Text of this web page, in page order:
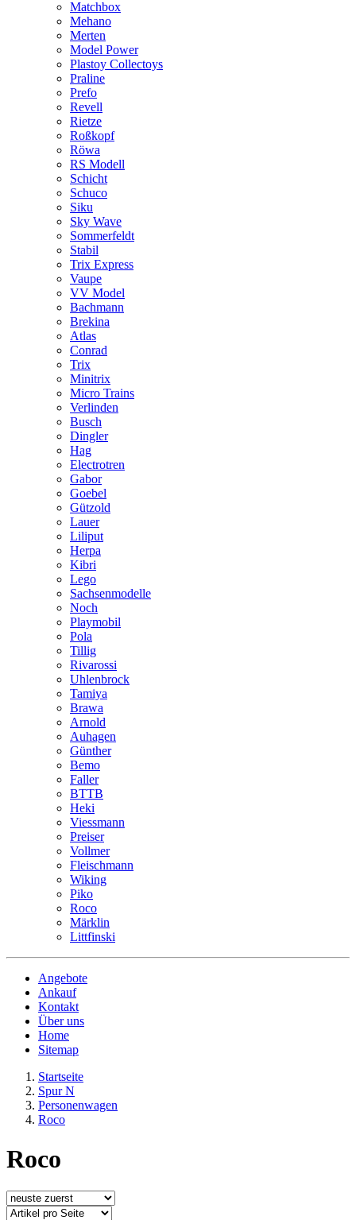
Matchbox
Mehano
Merten
Model Power
Plastoy Collectoys
Praline
Prefo
Revell
Rietze
Roßkopf
Röwa
RS Modell
Schicht
Schuco
Siku
Sky Wave
Sommerfeldt
Stabil
Trix Express
Vaupe
VV Model
Bachmann
Brekina
Atlas
Conrad
Trix
Minitrix
Micro Trains
Verlinden
Busch
Dingler
Hag
Electrotren
Gabor
Goebel
Gützold
Lauer
Liliput
Herpa
Kibri
Lego
Sachsenmodelle
Noch
Playmobil
Pola
Tillig
Rivarossi
Uhlenbrock
Tamiya
Brawa
Arnold
Auhagen
Günther
Bemo
Faller
BTTB
Heki
Viessmann
Preiser
Vollmer
Fleischmann
Wiking
Piko
Roco
Märklin
Littfinski
Angebote
Ankauf
Kontakt
Über uns
Home
Sitemap
Startseite
Spur N
Personenwagen
Roco
Roco